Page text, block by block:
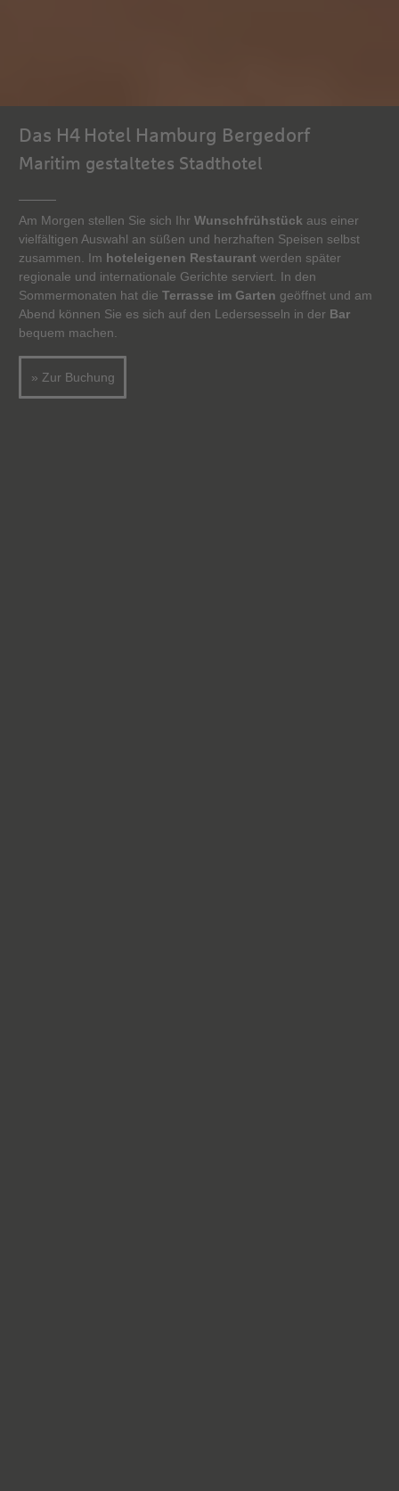
Das H4 Hotel Hamburg Bergedorf
Maritim gestaltetes Stadthotel
Am Morgen stellen Sie sich Ihr Wunschfrühstück aus einer
vielfältigen Auswahl an süßen und herzhaften Speisen selbst
zusammen. Im hoteleigenen Restaurant werden später
regionale und internationale Gerichte serviert. In den
Sommermonaten hat die Terrasse im Garten geöffnet und am
Abend können Sie es sich auf den Ledersesseln in der Bar
bequem machen.
» Zur Buchung